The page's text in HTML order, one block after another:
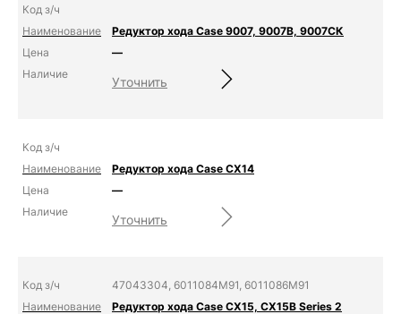
Редуктор хода Case 9007, 9007B, 9007СК
—
Уточнить
Редуктор хода Case CX14
—
Уточнить
47043304, 6011084M91, 6011086M91
Редуктор хода Case CX15, CX15B Series 2